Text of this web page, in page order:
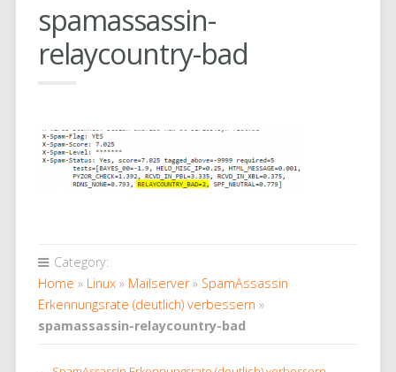
spamassassin-
relaycountry-bad
Category:
Home » Linux» Mailserver» SpamAssassin
Erkennungsrate (deutlich) verbessern »
spamassassin-relaycountry-bad